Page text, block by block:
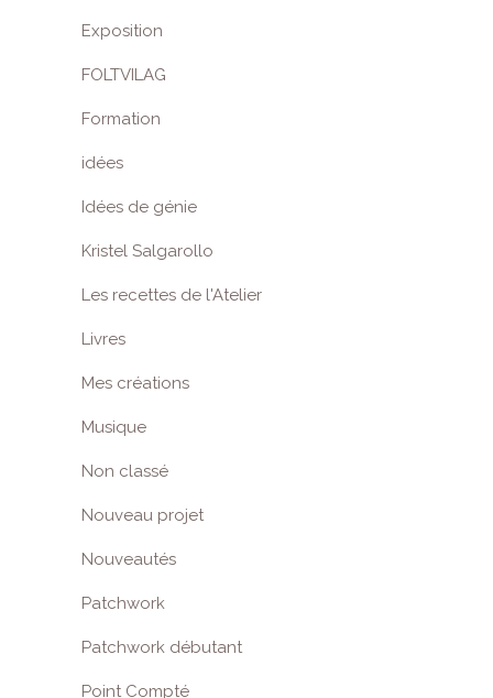
Exposition
FOLTVILAG
Formation
idées
Idées de génie
Kristel Salgarollo
Les recettes de l'Atelier
Livres
Mes créations
Musique
Non classé
Nouveau projet
Nouveautés
Patchwork
Patchwork débutant
Point Compté